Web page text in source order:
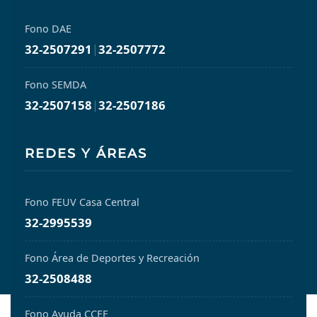
Fono DAE
32-2507291 |32-2507772
Fono SEMDA
32-2507158 |32-2507186
REDES Y ÁREAS
Fono FEUV Casa Central
32-2995539
Fono Área de Deportes y Recreación
32-2508488
Fono Ayuda CCEE